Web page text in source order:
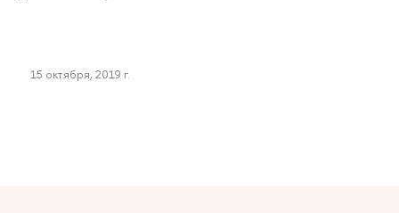
15 октября, 2019 г.